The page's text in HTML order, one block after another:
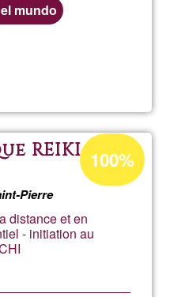
mundo
Alberto
REIKI
Pierre
distance et en
- initiation au
Porcentaje
de
aceptación
G1
100%